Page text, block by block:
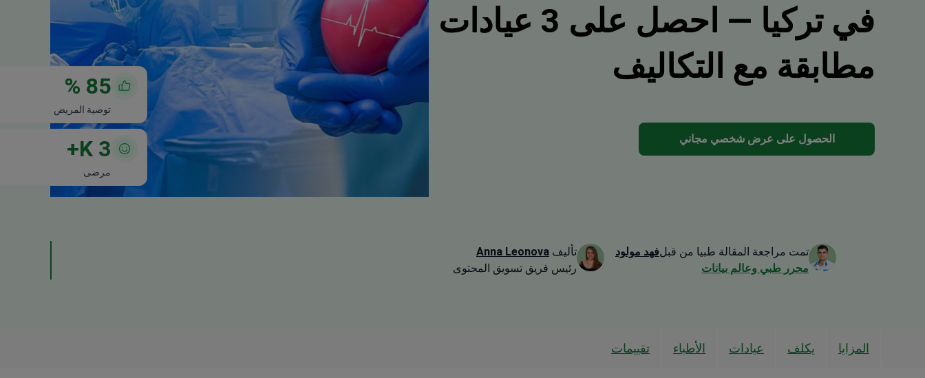
في تركيا — احصل على 3 عيادات
مطابقة مع التكاليف
الحصول على عرض شخصي مجاني
85
%
توصية المريض
3
مرضى
تمت مراجعة المقالة طبيا من قبلفهد مولود
محرر طبي وعالم بيانات
تأليف Anna Leonova
رئيس فريق تسويق المحتوى
المزايا يكلف عيادات الأطباء تقييمات